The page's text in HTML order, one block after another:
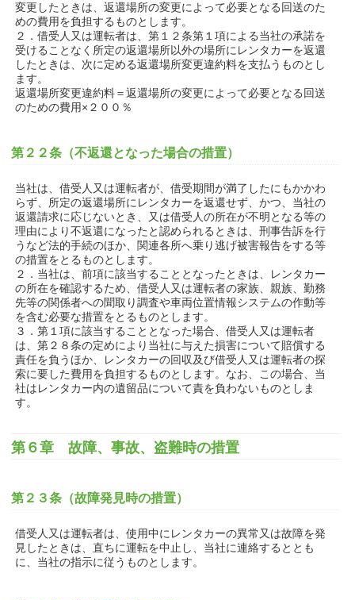
変更したときは、返還場所の変更によって必要となる回送のた
めの費用を負担するものとします。
２．借受人又は運転者は、第１２条第１項による当社の承諾を
受けることなく所定の返還場所以外の場所にレンタカーを返還
したときは、次に定める返還場所変更違約料を支払うものとし
ます。
返還場所変更違約料＝返還場所の変更によって必要となる回送
のための費用×２００％
第２２条（不返還となった場合の措置）
当社は、借受人又は運転者が、借受期間が満了したにもかかわ
らず、所定の返還場所にレンタカーを返還せず、かつ、当社の
返還請求に応じないとき、又は借受人の所在が不明となる等の
理由により不返還になったと認められるときは、刑事告訴を行
うなど法的手続のほか、関連各所へ乗り逃げ被害報告をする等
の措置をとるものとします。
２．当社は、前項に該当することとなったときは、レンタカー
の所在を確認するため、借受人又は運転者の家族、親族、勤務
先等の関係者への聞取り調査や車両位置情報システムの作動等
を含む必要な措置をとるものとします。
３．第１項に該当することとなった場合、借受人又は運転者
は、第２８条の定めにより当社に与えた損害について賠償する
責任を負うほか、レンタカーの回収及び借受人又は運転者の探
索に要した費用を負担するものとします。なお、この場合、当
社はレンタカー内の遺留品について責を負わないものとしま
す。
第６章 故障、事故、盗難時の措置
第２３条（故障発見時の措置）
借受人又は運転者は、使用中にレンタカーの異常又は故障を発
見したときは、直ちに運転を中止し、当社に連絡するととも
に、当社の指示に従うものとします。